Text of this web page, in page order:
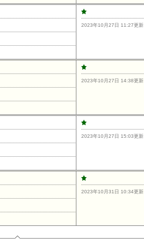
2023年10月27日 11:27更新
2023年10月27日 14:38更新
2023年10月27日 15:03更新
2023年10月31日 10:34更新